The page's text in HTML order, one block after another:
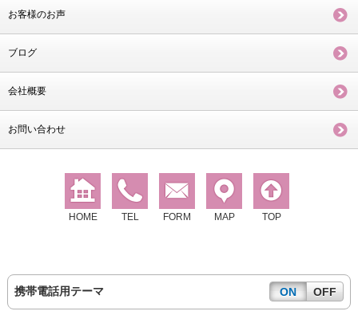
お客様のお声
ブログ
会社概要
お問い合わせ
HOME TEL FORM MAP TOP
携帯電話用テーマ ON OFF